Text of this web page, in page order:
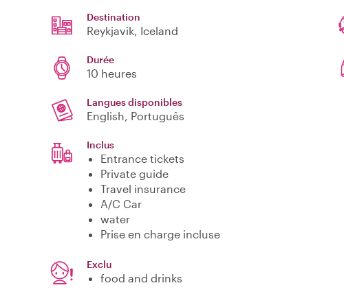
Destination
Reykjavik, Iceland
Durée
10 heures
Langues disponibles
English, Português
Inclus
Entrance tickets
Private guide
Travel insurance
A/C Car
water
Prise en charge incluse
Exclu
food and drinks